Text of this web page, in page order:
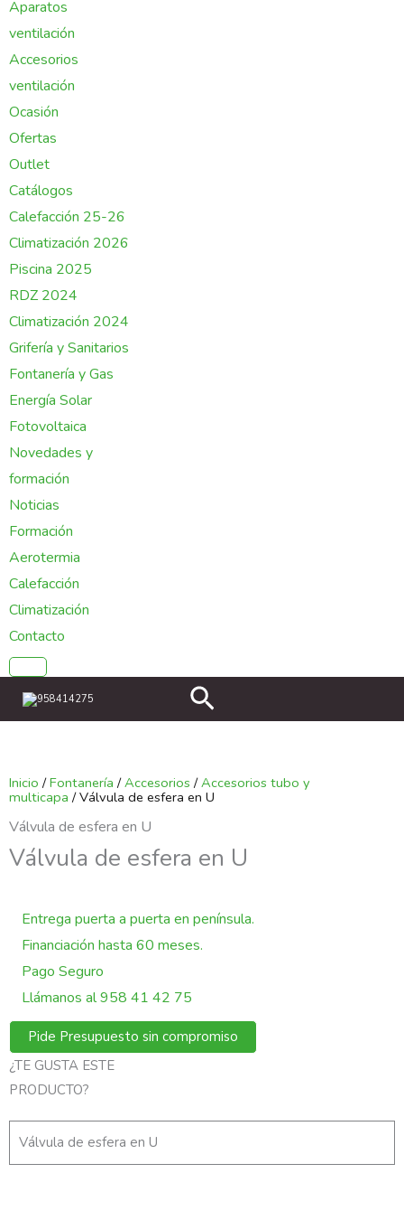
Aparatos
ventilación
Accesorios
ventilación
Ocasión
Ofertas
Outlet
Catálogos
Calefacción 25-26
Climatización 2026
Piscina 2025
RDZ 2024
Climatización 2024
Grifería y Sanitarios
Fontanería y Gas
Energía Solar
Fotovoltaica
Novedades y
formación
Noticias
Formación
Aerotermia
Calefacción
Climatización
Contacto
958414275 Buscar
Inicio /Fontanería /Accesorios /Accesorios tubo y
multicapa / Válvula de esfera en U
Válvula de esfera en U
Válvula de esfera en U
Entrega puerta a puerta en península.
Financiación hasta 60 meses.
Pago Seguro
Llámanos al 958 41 42 75
Pide Presupuesto sin compromiso
¿TE GUSTA ESTE
PRODUCTO?
Válvula de esfera en U